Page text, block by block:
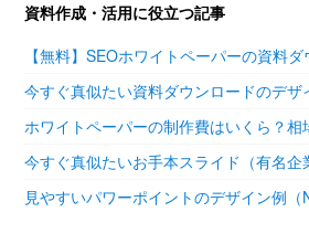
資料作成・活用に役立つ記事
【無料】SEOホワイトペーパーの資料ダ
ホワイトペーパーの制作費はいくら？相
見やすいパワーポイントのデザイン例（